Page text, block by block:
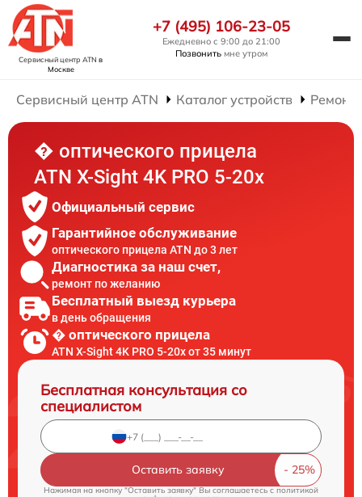
Сервисный центр ATN в
Москве
+7 (495) 106-23-05
Ежедневно с 9:00 до 21:00
Позвонить мне утром
Сервисный центр ATN Каталог устройств Ремонт
� оптического прицела
ATN X-Sight 4K PRO 5-20x
Официальный сервис
Гарантийное обслуживание
оптического прицела ATN до 3 лет
Диагностика за наш счет,
ремонт по желанию
Бесплатный выезд курьера
в день обращения
� оптического прицела
ATN X-Sight 4K PRO 5-20x от 35 минут
Бесплатная консультация со
специалистом
Оставить заявку
Нажимая на кнопку "Оставить заявку" Вы соглашаетесь cполитикой